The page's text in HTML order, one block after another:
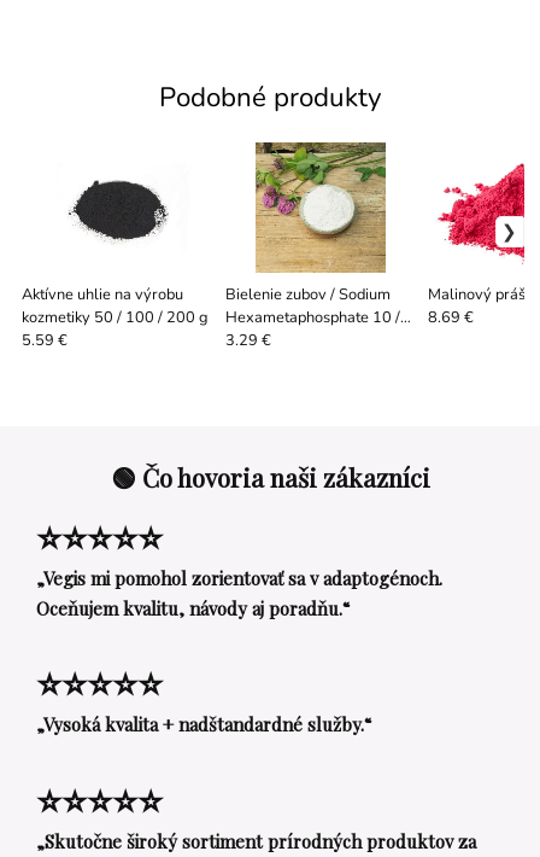
Podobné produkty
Aktívne uhlie na výrobu
kozmetiky 50 / 100 / 200 g
5.59 €
Bielenie zubov / Sodium
Hexametaphosphate 10 /
100 g
3.29 €
Malinový
8.69 €
🟢 Čo hovoria naši zákazníci
⭐⭐⭐⭐⭐
„Vegis mi pomohol zorientovať sa v adaptogénoch.
Oceňujem kvalitu, návody aj poradňu.“
⭐⭐⭐⭐⭐
„Vysoká kvalita + nadštandardné služby.“
⭐⭐⭐⭐⭐
„Skutočne široký sortiment prírodných produktov za